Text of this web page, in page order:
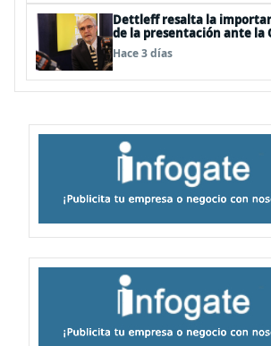
Dettleff resalta la
de la presentación ante la
Plataforma Continental
Archipiélago Juan
Hace 3 días